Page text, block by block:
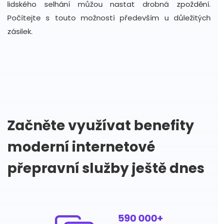
lidského selhání můžou nastat drobná zpoždění.
Počítejte s touto možností především u důležitých
zásilek.
Začněte využívat benefity
moderní internetové
přepravní služby ještě dnes
590 000+